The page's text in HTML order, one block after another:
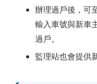
辦理過戶後，可
輸入車號與新車
過戶。
監理站也會提供